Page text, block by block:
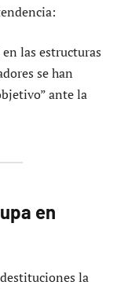
las estructuras
se han
ante la
en
la